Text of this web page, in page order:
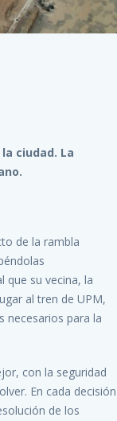
ciudad. La
de la rambla
que su vecina, la
al tren de UPM,
necesarios para la
con la seguridad
En cada decisión
de los